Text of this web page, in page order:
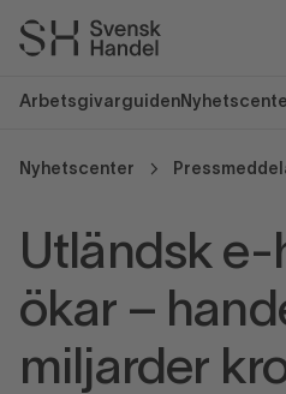
Arbetsgivarguiden
Nyhetscenter
Utländsk e-
ökar –
miljarder